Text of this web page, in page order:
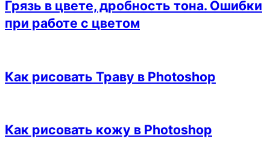
Грязь в цвете, дробность тона. Ошибки
при работе с цветом
Как рисовать Траву в Photoshop
Как рисовать кожу в Photoshop